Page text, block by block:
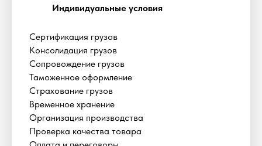
Индивидуальные условия
Сертификация грузов
Консолидация грузов
Сопровождение грузов
Таможенное оформление
Страхование грузов
Временное хранение
Организация производства
Проверка качества товара